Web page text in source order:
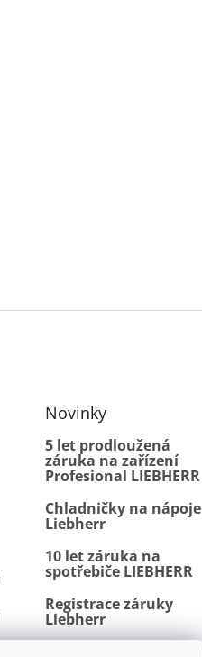
Novinky
5 let prodloužená
záruka na zařízení
Profesional LIEBHERR
Chladničky na nápoje
Liebherr
10 let záruka na
spotřebiče LIEBHERR
Registrace záruky
Liebherr